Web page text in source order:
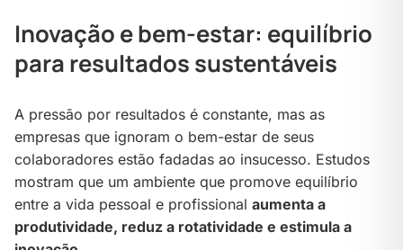
Inovação e bem-estar: equilíbrio
para resultados sustentáveis
A pressão por resultados é constante, mas as
empresas que ignoram o bem-estar de seus
colaboradores estão fadadas ao insucesso. Estudos
mostram que um ambiente que promove equilíbrio
entre a vida pessoal e profissional aumenta a
produtividade, reduz a rotatividade e estimula a